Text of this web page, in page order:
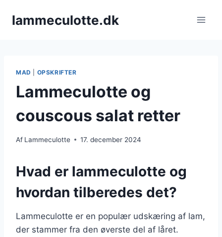
lammeculotte.dk
MAD OPSKRIFTER
Lammeculotte og
couscous salat retter
Af Lammeculotte 17. december 2024
Hvad er lammeculotte og
hvordan tilberedes det?
Lammeculotte er en populær udskæring af lam,
der stammer fra den øverste del af låret.